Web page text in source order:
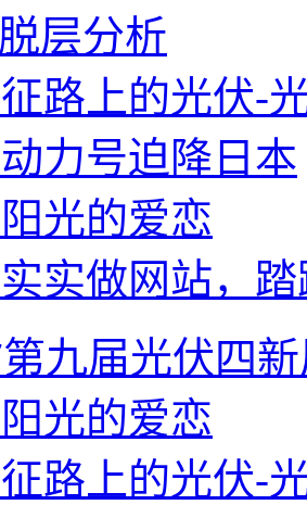
层分析
路上的光伏-
力号迫降日本
光的爱恋
实做网站，
九届光伏四
光的爱恋
路上的光伏-